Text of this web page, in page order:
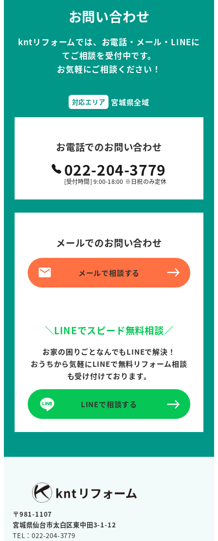
お問い合わせ
kntリフォームでは、お電話・メール・LINEに
てご相談を受付中です。
お気軽にご相談ください！
対応エリア 宮城県全域
お電話でのお問い合わせ
022-204-3779
[受付時間] 9:00-18:00 ※日祝のみ定休
メールでのお問い合わせ
メールで相談する
＼LINEでスピード無料相談／
お家の困りごとなんでもLINEで解決！
おうちから気軽にLINEで無料リフォーム相談
も受け付けております。
LINEで相談する
〒981-1107
宮城県仙台市太白区東中田3-1-12
TEL：022-204-3779